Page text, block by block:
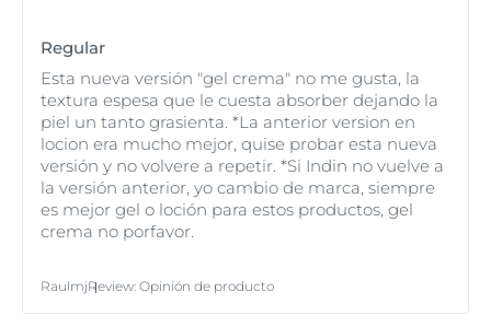
significativamente.
No permanezca al sol demasiado tiempo, aunque
use un producto de protección solar. Recuerde que
la piel puede sufrir daños antes de que las
quemaduras solares sean visibles.•
La sobreexposición al sol es perjudicial para la
salud.
Mantenga a los bebés y a los niños pequeños
Puede obtener más información sobre cómo cuidar la
Regular
Esta nueva versión "gel crema" no me gusta, la
textura espesa que le cuesta absorber dejando la
piel un tanto grasienta. *La anterior version en
locion era mucho mejor, quise probar esta nueva
versión y no volvere a repetir. *Si Indin no vuelve a
la versión anterior, yo cambio de marca, siempre
es mejor gel o loción para estos productos, gel
crema no porfavor.
RaulmjReview: Opinión de producto